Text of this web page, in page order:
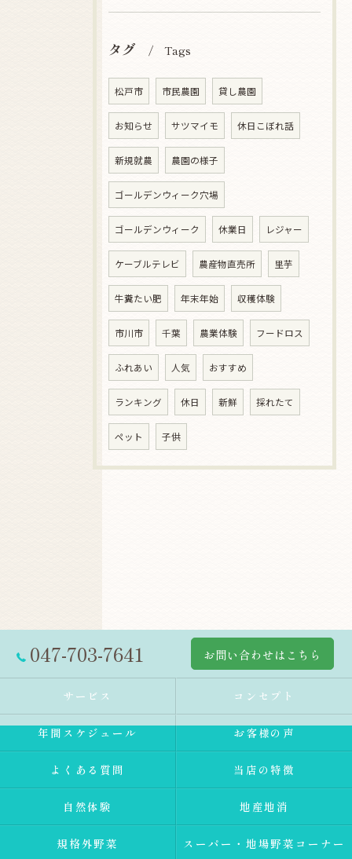
タグ Tags
松戸市 市民農園 貸し農園
お知らせ サツマイモ 休日こぼれ話
新規就農 農園の様子
ゴールデンウィーク穴場
ゴールデンウィーク 休業日 レジャー
ケーブルテレビ 農産物直売所 里芋
牛糞たい肥 年末年始 収穫体験
市川市 千葉 農業体験 フードロス
ふれあい 人気 おすすめ
ランキング 休日 新鮮 採れたて
ペット 子供
047-703-7641 お問い合わせはこちら
サービス コンセプト
年間スケジュール お客様の声
よくある質問 当店の特徴
自然体験 地産地消
規格外野菜 スーパー・地場野菜コーナー